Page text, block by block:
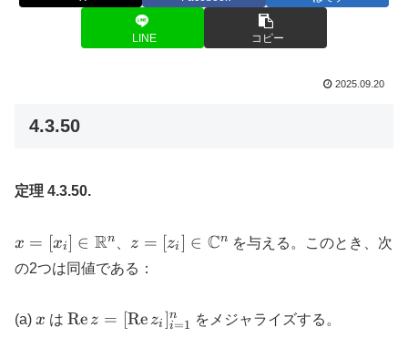
LINE コピー
2025.09.20
4.3.50
定理 4.3.50.
x = [x_i] \in
\mathbb{R}^n
x = [xi] ∈ Rn
z = [z_i] \in
\mathbb{C}^n
z = [zi ] ∈ Cn を与える。このとき、次
の2つは同値である：
(a) x
x は \mathrm{Re}\,
Re z = [Re zi ]i=1
n をメジャライズする。